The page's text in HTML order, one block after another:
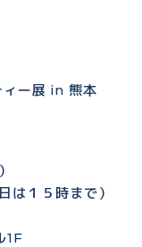
ー展 in 熊本
は１５時まで）
1F